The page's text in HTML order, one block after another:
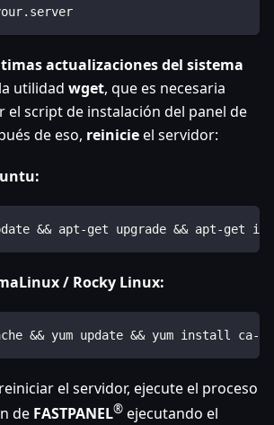
actualizaciones del sistema
utilidad wget, que es necesaria
el script de instalación del panel de
de eso, reinicieel servidor:
&& apt-get upgrade && apt-get
/ Rocky Linux:
&& yum update && yum install
el servidor, ejecute el proceso
de FASTPANEL® ejecutando el